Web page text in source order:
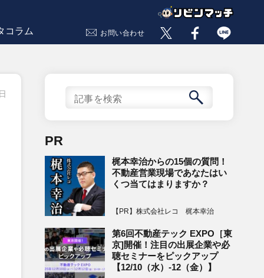
コラム お問い合わせ
PR
梶本幸治からの15個の質問！
不動産営業現場であなたはい
くつ当てはまりますか？
【PR】株式会社レコ 梶本幸治
第6回不動産テック EXPO［東
京]開催！注目の出展企業や必
聴セミナーをピックアップ
【12/10（水）-12（金）】